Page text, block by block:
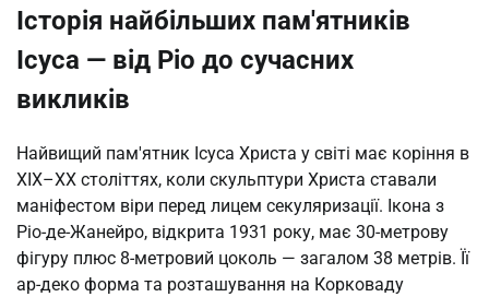
Історія найбільших пам'ятників
Ісуса — від Ріо до сучасних
викликів
Найвищий пам'ятник Ісуса Христа у світі має коріння в
XIX–XX століттях, коли скульптури Христа ставали
маніфестом віри перед лицем секуляризації. Ікона з
Ріо-де-Жанейро, відкрита 1931 року, має 30-метрову
фігуру плюс 8-метровий цоколь — загалом 38 метрів. Її
ар-деко форма та розташування на Корковаду